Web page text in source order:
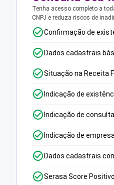
Tenha acesso completo a
CNPJ e reduza riscos de
Confirmação de
Dados cadastrais
Situação na Receita
Indicação de
Indicação de
Indicação de
Dados cadastrais
Serasa Score Positivo